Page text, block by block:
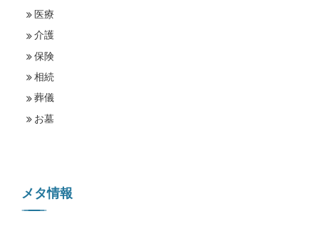
医療
介護
保険
相続
葬儀
お墓
メタ情報